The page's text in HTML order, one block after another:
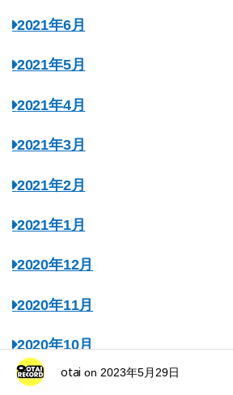
2021年6月
2021年5月
2021年4月
2021年3月
2021年2月
2021年1月
2020年12月
2020年11月
2020年10月
2020年9月
otai on 2023年5月29日